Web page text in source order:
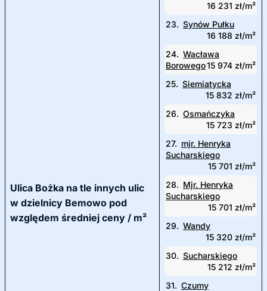
Ulica Bożka na tle innych ulic
w dzielnicy Bemowo pod
względem średniej ceny / m²
16 231 zł/m²
23. Synów Pułku
16 188 zł/m²
24. Wacława
Borowego15 974 zł/m²
25. Siemiatycka
15 832 zł/m²
26. Osmańczyka
15 723 zł/m²
27. mjr. Henryka
Sucharskiego
15 701 zł/m²
28. Mjr. Henryka
Sucharskiego
15 701 zł/m²
29. Wandy
15 320 zł/m²
30. Sucharskiego
15 212 zł/m²
31. Czumy